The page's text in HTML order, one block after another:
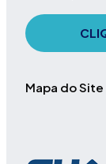
Mapa do Site